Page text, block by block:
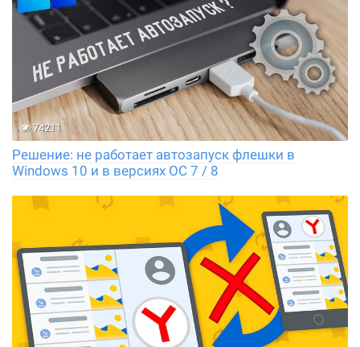
74211
Решение: не работает автозапуск флешки в
Windows 10 и в версиях ОС 7 / 8